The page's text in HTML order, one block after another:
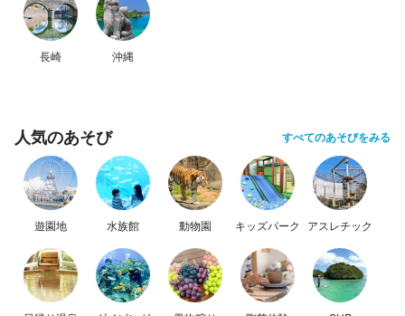
長崎 沖縄
人気のあそび すべてのあそびをみる
遊園地 水族館 動物園 キッズパーク アスレチック